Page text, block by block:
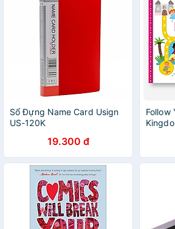
Sổ Đựng Name Card Usign
US-120K
19.300 đ
Follow